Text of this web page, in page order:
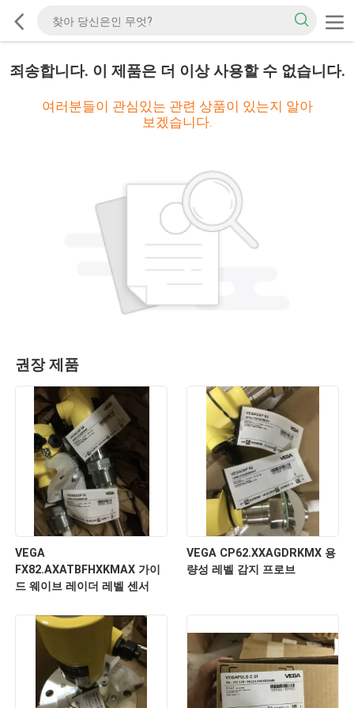
죄송합니다. 이 제품은 더 이상 사용할 수 없습니다.
여러분들이 관심있는 관련 상품이 있는지 알아
보겠습니다.
권장 제품
VEGA
FX82.AXATBFHXKMAX 가이
드 웨이브 레이더 레벨 센서
VEGA CP62.XXAGDRKMX 용
량성 레벨 감지 프로브